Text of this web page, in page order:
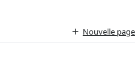
Nouvelle page